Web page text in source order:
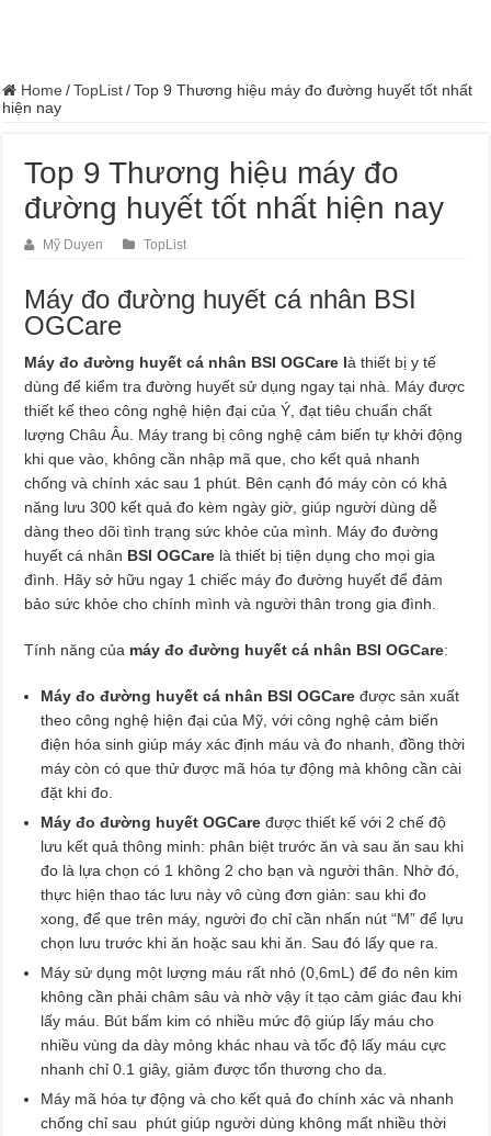
Home / TopList / Top 9 Thương hiệu máy đo đường huyết tốt nhất
hiện nay
Top 9 Thương hiệu máy đo
đường huyết tốt nhất hiện nay
Mỹ Duyen TopList
Máy đo đường huyết cá nhân BSI
OGCare
Máy đo đường huyết cá nhân BSI OGCare là thiết bị y tế
dùng để kiểm tra đường huyết sử dụng ngay tại nhà. Máy được
thiết kế theo công nghệ hiện đại của Ý, đạt tiêu chuẩn chất
lượng Châu Âu. Máy trang bị công nghệ cảm biến tự khởi động
khi que vào, không cần nhập mã que, cho kết quả nhanh
chống và chính xác sau 1 phút. Bên cạnh đó máy còn có khả
năng lưu 300 kết quả đo kèm ngày giờ, giúp người dùng dễ
dàng theo dõi tình trạng sức khỏe của mình. Máy đo đường
huyết cá nhân BSI OGCare là thiết bị tiện dụng cho mọi gia
đình. Hãy sở hữu ngay 1 chiếc máy đo đường huyết để đảm
bảo sức khỏe cho chính mình và người thân trong gia đình.
Tính năng của máy đo đường huyết cá nhân BSI OGCare:
Máy đo đường huyết cá nhân BSI OGCare được sản xuất
theo công nghệ hiện đại của Mỹ, với công nghệ cảm biến
điện hóa sinh giúp máy xác định máu và đo nhanh, đồng thời
máy còn có que thử được mã hóa tự động mà không cần cài
đặt khi đo.
Máy đo đường huyết OGCare được thiết kế với 2 chế độ
lưu kết quả thông minh: phân biệt trước ăn và sau ăn sau khi
đo là lựa chọn có 1 không 2 cho bạn và người thân. Nhờ đó,
thực hiện thao tác lưu này vô cùng đơn giản: sau khi đo
xong, để que trên máy, người đo chỉ cần nhấn nút “M” để lựu
chọn lưu trước khi ăn hoặc sau khi ăn. Sau đó lấy que ra.
Máy sử dụng một lượng máu rất nhỏ (0,6mL) để đo nên kim
không cần phải châm sâu và nhờ vậy ít tạo cảm giác đau khi
lấy máu. Bút bấm kim có nhiều mức độ giúp lấy máu cho
nhiều vùng da dày mỏng khác nhau và tốc độ lấy máu cực
nhanh chỉ 0.1 giây, giảm được tổn thương cho da.
Máy mã hóa tự động và cho kết quả đo chính xác và nhanh
chống chỉ sau phút giúp người dùng không mất nhiều thời